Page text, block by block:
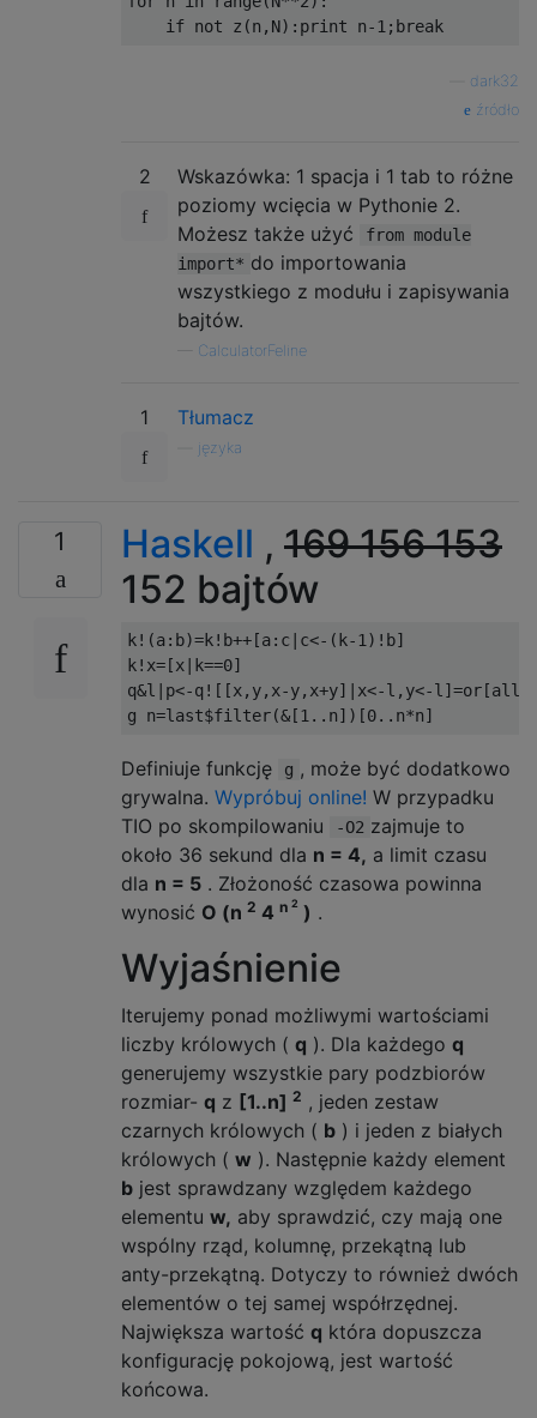
dark32
źródło
2
Wskazówka: 1 spacja i 1 tab to różne
poziomy wcięcia w Pythonie 2.
Możesz także użyć
from module
import* do importowania
wszystkiego z modułu i zapisywania
bajtów.
CalculatorFeline
1 Tłumacz
języka
1 Haskell , 169 156 153
152 bajtów
k!(a: b)=k! b++[a: c c<-( k-1 )! b]
k! x=[x k==0]
q&l p<-q ![[x, y, x-y, x+y]| x<-l , y<-l ]=or [all
g n=last$filter(&[1 .. n])[0.. n*n]
Definiuje funkcję g , może być dodatkowo
grywalna. Wypróbuj online! W przypadku
TIO po skompilowaniu
-O2 zajmuje to
około 36 sekund dla n = 4, a limit czasu
dla n = 5 . Złożoność czasowa powinna
wynosić O (n 2 4 n 2 ) .
Wyjaśnienie
Iterujemy ponad możliwymi wartościami
liczby królowych ( q ). Dla każdego q
generujemy wszystkie pary podzbiorów
rozmiar- q z [1..n] 2 , jeden zestaw
czarnych królowych ( b ) i jeden z białych
królowych ( w ). Następnie każdy element
b jest sprawdzany względem każdego
elementu w, aby sprawdzić, czy mają one
wspólny rząd, kolumnę, przekątną lub
anty-przekątną. Dotyczy to również dwóch
elementów o tej samej współrzędnej.
Największa wartość q która dopuszcza
konfigurację pokojową, jest wartość
końcowa.